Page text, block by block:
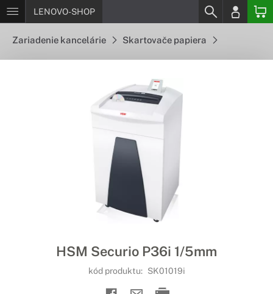
LENOVO-SHOP
Zariadenie kancelárie Skartovače papiera
HSM Securio P36i 1/5mm
kód produktu: SK01019i